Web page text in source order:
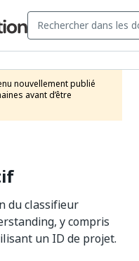
nouvellement publié
avant d’être
du classifieur
y compris
un ID de projet.